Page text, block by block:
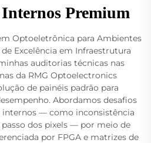
Premium
Optoeletrônica para Ambientes
Excelência em Infraestrutura
auditorias técnicas nas
da RMG Optoelectronics
de painéis padrão para
Abordamos desafios
— como inconsistência
dos pixels — por meio de
por FPGA e matrizes de